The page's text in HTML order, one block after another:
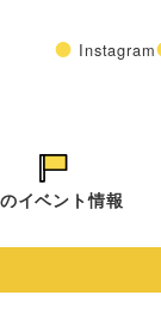
Instagram
イベント情報